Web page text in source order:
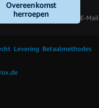
Overeenkomst
herroepen
E-
Levering Betaalmethodes